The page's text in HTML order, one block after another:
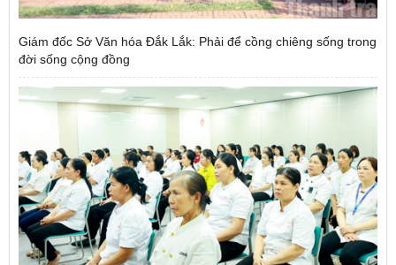
Giám đốc Sở Văn hóa Đắk Lắk: Phải để cồng chiêng sống trong
đời sống cộng đồng